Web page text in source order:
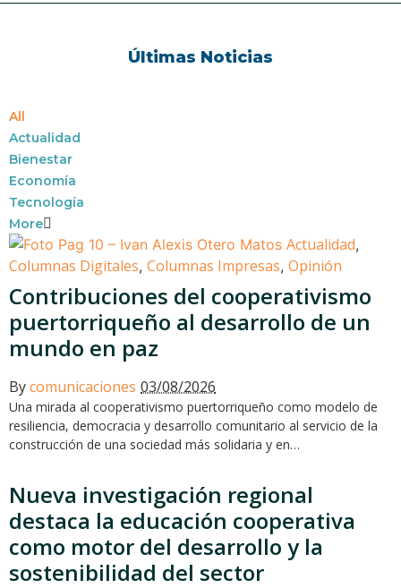
Últimas Noticias
All
Actualidad
Bienestar
Economía
Tecnología
More
Actualidad,
Columnas Digitales, Columnas Impresas, Opinión
Contribuciones del cooperativismo
puertorriqueño al desarrollo de un
mundo en paz
Bycomunicaciones 03/08/2026
Una mirada al cooperativismo puertorriqueño como modelo de
resiliencia, democracia y desarrollo comunitario al servicio de la
construcción de una sociedad más solidaria y en…
Nueva investigación regional
destaca la educación cooperativa
como motor del desarrollo y la
sostenibilidad del sector